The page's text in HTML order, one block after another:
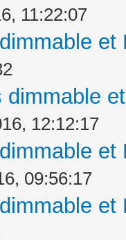
11:22:07
dimmable
12:12:17
09:56:17